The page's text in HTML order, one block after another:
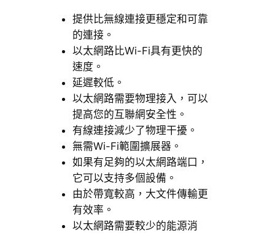
提供比無線連接更穩定和可靠
的連接。
以太網路比Wi-Fi具有更快的
速度。
延遲較低。
以太網路需要物理接入，可以
提高您的互聯網安全性。
有線連接減少了物理干擾。
無需Wi-Fi範圍擴展器。
如果有足夠的以太網路端口，
它可以支持多個設備。
由於帶寬較高，大文件傳輸更
有效率。
以太網路需要較少的能源消